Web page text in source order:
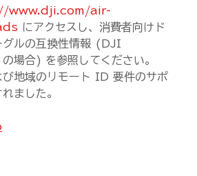
www.dji.com/air-
にアクセスし、消費者向けド
グルの互換性情報 (DJI
場合) を参照してください。
び地域のリモート ID 要件のサポ
ました。